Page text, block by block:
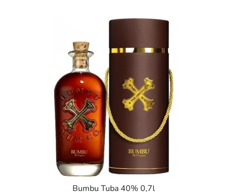
Bumbu Tuba 40% 0,7l